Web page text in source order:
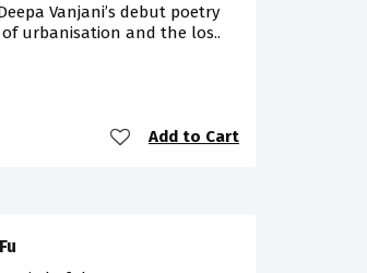
Vanjani’s debut poetry
urbanisation and the los..
Add to Cart